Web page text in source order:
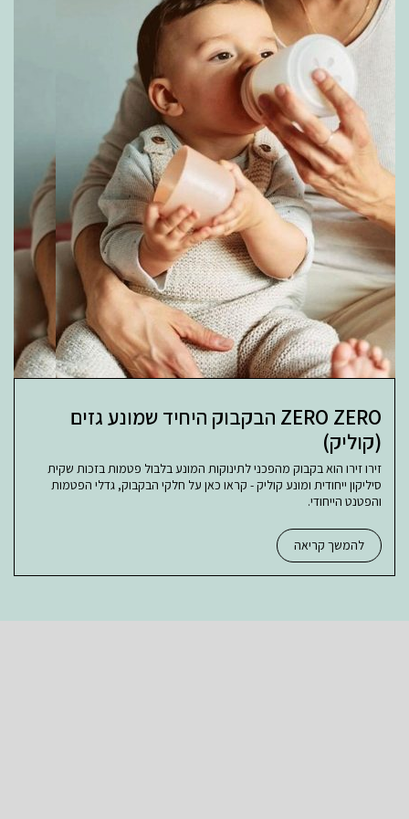
ZERO ZERO הבקבוק היחיד שמונע גזים
(קוליק)
זירו זירו הוא בקבוק מהפכני לתינוקות המונע בלבול פטמות בזכות שקית
סיליקון ייחודית ומונע קוליק - קראו כאן על חלקי הבקבוק, גדלי הפטמות
והפטנט הייחודי.
להמשך קריאה